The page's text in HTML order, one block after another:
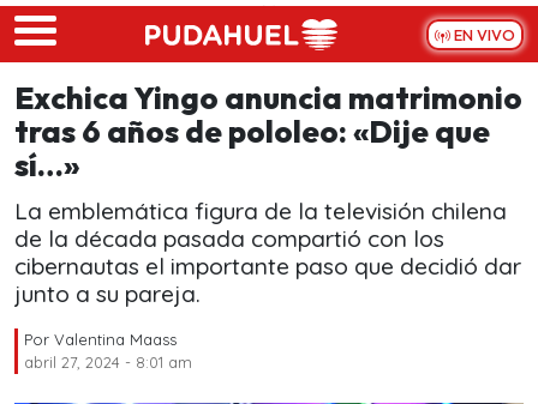
Skip to main content
EN VIVO
Exchica Yingo anuncia matrimonio
tras 6 años de pololeo: «Dije que
sí…»
La emblemática figura de la televisión chilena
de la década pasada compartió con los
cibernautas el importante paso que decidió dar
junto a su pareja.
Por Valentina Maass
abril 27, 2024 - 8:01 am